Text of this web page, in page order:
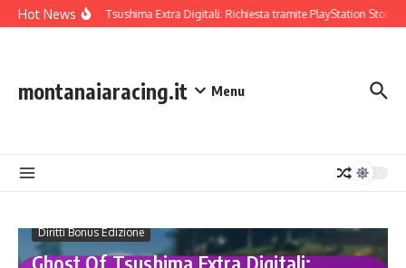
Skip to content
Hot NewsGhost Of Tsushima Extra Digitali: Richiesta tramite PlayStation Store,
montanaiaracing.it Menu
Diritti Bonus Edizione
Ghost Of Tsushima Extra Digitali: